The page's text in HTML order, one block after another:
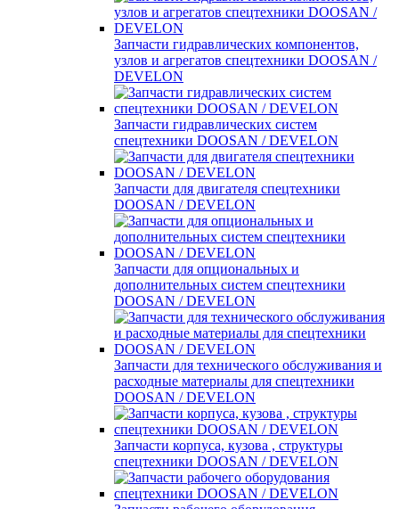
Запчасти гидравлических компонентов,
узлов и агрегатов спецтехники DOOSAN /
DEVELON
Запчасти гидравлических систем
спецтехники DOOSAN / DEVELON
Запчасти для двигателя спецтехники
DOOSAN / DEVELON
Запчасти для опциональных и
дополнительных систем спецтехники
DOOSAN / DEVELON
Запчасти для технического обслуживания и
расходные материалы для спецтехники
DOOSAN / DEVELON
Запчасти корпуса, кузова , структуры
спецтехники DOOSAN / DEVELON